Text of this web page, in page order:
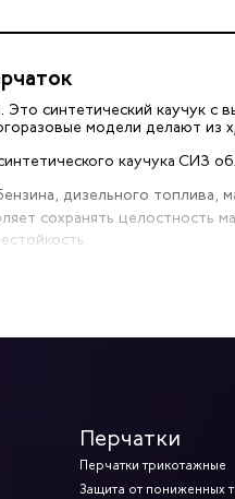
синтетический каучук с
модели делают из
каучука СИЗ
дизельного топлива,
сохранять целостность
кожу рук от
владельцам СТО,
отвечают
Перчатки
Перчатки трикотажные
Защита от пониженных